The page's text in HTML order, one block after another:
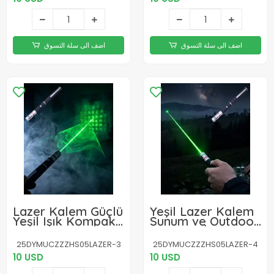
اضف الى سلة التسوق اضف الى سلة التسوق
Lazer Kalem Güçlü
Yeşil Işık Kompakt
ve Pratik Kullanım
25DYMUCZZZHS05LAZER-3
10 USD
Yeşil Lazer Kalem
Sunum ve Outdoor
Kullanım İçin Güçlü
Işın
25DYMUCZZZHS05LAZER-4
10 USD